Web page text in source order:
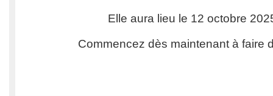
Elle aura lieu le 12 octobre
Commencez dès maintenant à faire